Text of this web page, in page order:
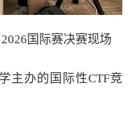
国际赛决赛现场
办的国际性CTF竞